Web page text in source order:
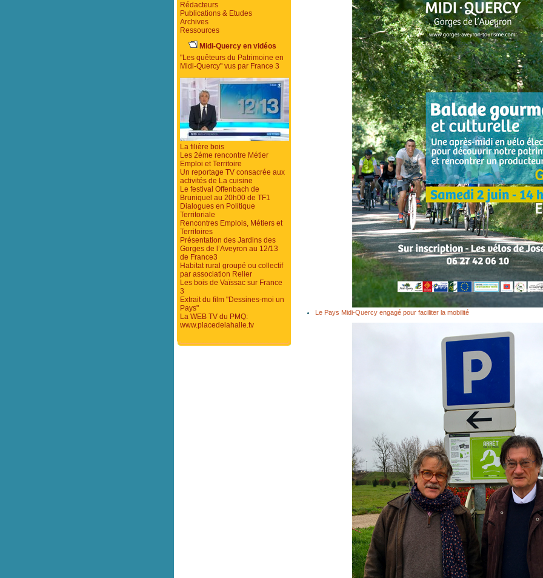
Le Pays Midi-Quercy engagé pour faciliter la mobilité
Rédacteurs
Publications & Etudes
Archives
Ressources
Midi-Quercy en vidéos
"Les quêteurs du Patrimoine en
Midi-Quercy" vus par France 3
La filière bois
Les 2éme rencontre Métier
Emploi et Territoire
Un reportage TV consacrée aux
activités de La cuisine
Le festival Offenbach de
Bruniquel au 20h00 de TF1
Dialogues en Politique
Territoriale
Rencontres Emplois, Métiers et
Territoires
Présentation des Jardins des
Gorges de l’Aveyron au 12/13
de France3
Habitat rural groupé ou collectif
par association Relier
Les bois de Vaïssac sur France
3
Extrait du film "Dessines-moi un
Pays"
La WEB TV du PMQ:
www.placedelahalle.tv